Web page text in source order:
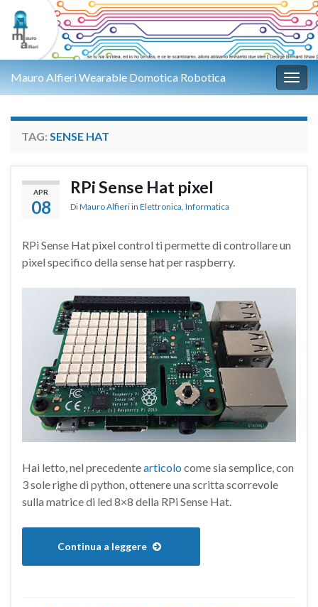
Mauro Alfieri Wearable Domotica Robotica
TAG: SENSE HAT
APR
08
RPi Sense Hat pixel
DiMauro Alfieri in Elettronica, Informatica
RPi Sense Hat pixel control ti permette di controllare un
pixel specifico della sense hat per raspberry.
Hai letto, nel precedentearticolo come sia semplice, con
3 sole righe di python, ottenere una scritta scorrevole
sulla matrice di led 8×8 della RPi Sense Hat.
Continua a leggere